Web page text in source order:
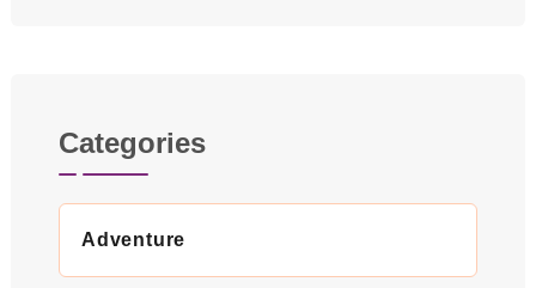
Categories
Adventure